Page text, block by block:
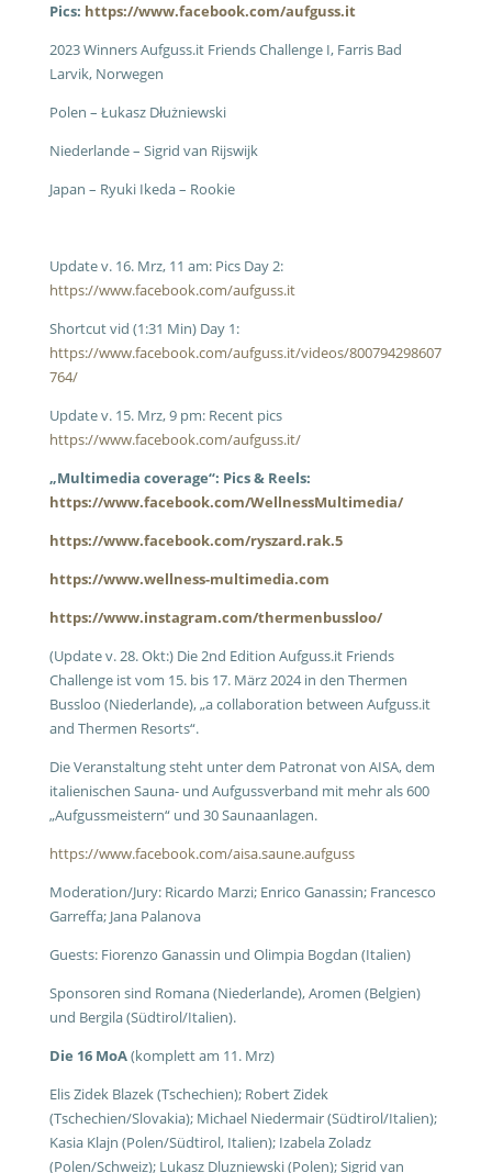
Pics: https://www.facebook.com/aufguss.it
2023 Winners Aufguss.it Friends Challenge I, Farris Bad
Larvik, Norwegen
Polen – Łukasz Dłużniewski
Niederlande – Sigrid van Rijswijk
Japan – Ryuki Ikeda – Rookie
Update v. 16. Mrz, 11 am: Pics Day 2:
https://www.facebook.com/aufguss.it
Shortcut vid (1:31 Min) Day 1:
https://www.facebook.com/aufguss.it/videos/800794298607
764/
Update v. 15. Mrz, 9 pm: Recent pics
https://www.facebook.com/aufguss.it/
„Multimedia coverage“: Pics & Reels:
https://www.facebook.com/WellnessMultimedia/
https://www.facebook.com/ryszard.rak.5
https://www.wellness-multimedia.com
https://www.instagram.com/thermenbussloo/
(Update v. 28. Okt:) Die 2nd Edition Aufguss.it Friends
Challenge ist vom 15. bis 17. März 2024 in den Thermen
Bussloo (Niederlande), „a collaboration between Aufguss.it
and Thermen Resorts“.
Die Veranstaltung steht unter dem Patronat von AISA, dem
italienischen Sauna- und Aufgussverband mit mehr als 600
„Aufgussmeistern“ und 30 Saunaanlagen.
https://www.facebook.com/aisa.saune.aufguss
Moderation/Jury: Ricardo Marzi; Enrico Ganassin; Francesco
Garreffa; Jana Palanova
Guests: Fiorenzo Ganassin und Olimpia Bogdan (Italien)
Sponsoren sind Romana (Niederlande), Aromen (Belgien)
und Bergila (Südtirol/Italien).
Die 16 MoA(komplett am 11. Mrz)
Elis Zidek Blazek (Tschechien); Robert Zidek
(Tschechien/Slovakia); Michael Niedermair (Südtirol/Italien);
Kasia Klajn (Polen/Südtirol, Italien); Izabela Zoladz
(Polen/Schweiz); Lukasz Dluzniewski (Polen); Sigrid van